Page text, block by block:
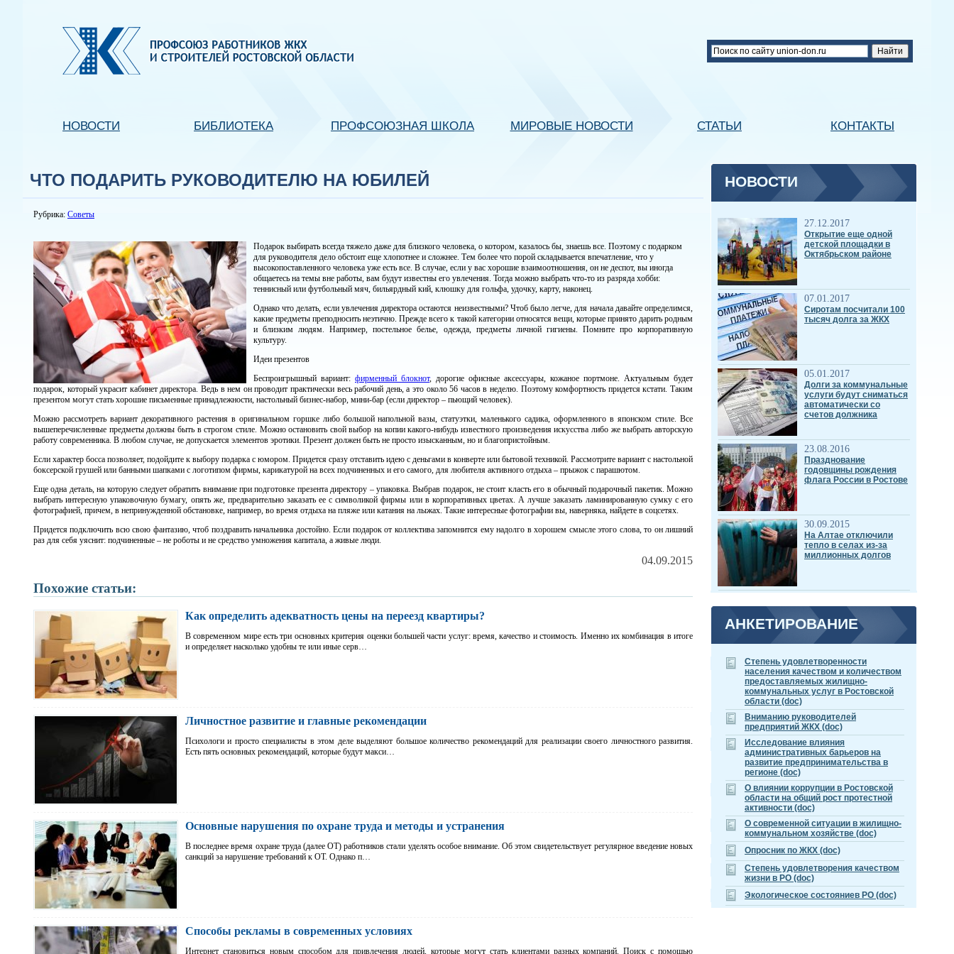
НОВОСТИ БИБЛИОТЕКА ПРОФСОЮЗНАЯ ШКОЛА МИРОВЫЕ НОВОСТИ СТАТЬИ КОНТАКТЫ
ЧТО ПОДАРИТЬ РУКОВОДИТЕЛЮ НА ЮБИЛЕЙ
Рубрика: Советы
Подарок выбирать всегда тяжело даже для близкого человека, о котором, казалось бы, знаешь все. Поэтому с подарком
для руководителя дело обстоит еще хлопотнее и сложнее. Тем более что порой складывается впечатление, что у
высокопоставленного человека уже есть все. В случае, если у вас хорошие взаимоотношения, он не деспот, вы иногда
общаетесь на темы вне работы, вам будут известны его увлечения. Тогда можно выбрать что-то из разряда хобби:
теннисный или футбольный мяч, бильярдный кий, клюшку для гольфа, удочку, карту, наконец.
Однако что делать, если увлечения директора остаются неизвестными? Чтоб было легче, для начала давайте определимся,
какие предметы преподносить неэтично. Прежде всего к такой категории относятся вещи, которые принято дарить родным
и близким людям. Например, постельное белье, одежда, предметы личной гигиены. Помните про корпоративную
культуру.
Идеи презентов
Беспроигрышный вариант: фирменный блокнот, дорогие офисные аксессуары, кожаное портмоне. Актуальным будет
подарок, который украсит кабинет директора. Ведь в нем он проводит практически весь рабочий день, а это около 56 часов в неделю. Поэтому комфортность придется кстати. Таким
презентом могут стать хорошие письменные принадлежности, настольный бизнес-набор, мини-бар (если директор – пьющий человек).
Можно рассмотреть вариант декоративного растения в оригинальном горшке либо большой напольной вазы, статуэтки, маленького садика, оформленного в японском стиле. Все
вышеперечисленные предметы должны быть в строгом стиле. Можно остановить свой выбор на копии какого-нибудь известного произведения искусства либо же выбрать авторскую
работу современника. В любом случае, не допускается элементов эротики. Презент должен быть не просто изысканным, но и благопристойным.
Если характер босса позволяет, подойдите к выбору подарка с юмором. Придется сразу отставить идею с деньгами в конверте или бытовой техникой. Рассмотрите вариант с настольной
боксерской грушей или банными шапками с логотипом фирмы, карикатурой на всех подчиненных и его самого, для любителя активного отдыха – прыжок с парашютом.
Еще одна деталь, на которую следует обратить внимание при подготовке презента директору – упаковка. Выбрав подарок, не стоит класть его в обычный подарочный пакетик. Можно
выбрать интересную упаковочную бумагу, опять же, предварительно заказать ее с символикой фирмы или в корпоративных цветах. А лучше заказать ламинированную сумку с его
фотографией, причем, в непринужденной обстановке, например, во время отдыха на пляже или катания на лыжах. Такие интересные фотографии вы, наверняка, найдете в соцсетях.
Придется подключить всю свою фантазию, чтоб поздравить начальника достойно. Если подарок от коллектива запомнится ему надолго в хорошем смысле этого слова, то он лишний
раз для себя уяснит: подчиненные – не роботы и не средство умножения капитала, а живые люди.
04.09.2015
Похожие статьи:
Как определить адекватность цены на переезд квартиры?
В современном мире есть три основных критерия оценки большей части услуг: время, качество и стоимость. Именно их комбинация в итоге
и определяет насколько удобны те или иные серв…
Личностное развитие и главные рекомендации
Психологи и просто специалисты в этом деле выделяют большое количество рекомендаций для реализации своего личностного развития.
Есть пять основных рекомендаций, которые будут макси…
Основные нарушения по охране труда и методы и устранения
В последнее время охране труда (далее ОТ) работников стали уделять особое внимание. Об этом свидетельствует регулярное введение новых
санкций за нарушение требований к ОТ. Однако п…
Способы рекламы в современных условиях
Интернет становиться новым способом для привлечения людей, которые могут стать клиентами разных компаний. Поиск с помощью
НОВОСТИ
27.12.2017
Открытие еще одной
детской площадки в
Октябрьском районе
07.01.2017
Сиротам посчитали 100
тысяч долга за ЖКХ
05.01.2017
Долги за коммунальные
услуги будут сниматься
автоматически со
счетов должника
23.08.2016
Празднование
годовщины рождения
флага России в Ростове
30.09.2015
На Алтае отключили
тепло в селах из-за
миллионных долгов
АНКЕТИРОВАНИЕ
Cтепень удовлетворенности
населения качеством и количеством
предоставляемых жилищно-
коммунальных услуг в Ростовской
области (doc)
Вниманию руководителей
предприятий ЖКХ (doc)
Исследование влияния
административных барьеров на
развитие предпринимательства в
регионе (doc)
О влиянии коррупции в Ростовской
области на общий рост протестной
активности (doc)
О современной ситуации в жилищно-
коммунальном хозяйстве (doc)
Опросник по ЖКХ (doc)
Степень удовлетворения качеством
жизни в РО (doc)
Экологическое состояниев РО (doc)